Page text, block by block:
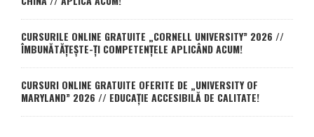
CURSURILE ONLINE GRATUITE „CORNELL UNIVERSITY” 2026 //
ÎMBUNĂTĂȚEȘTE-ȚI COMPETENȚELE APLICÂND ACUM!
CURSURI ONLINE GRATUITE OFERITE DE „UNIVERSITY OF
MARYLAND” 2026 // EDUCAȚIE ACCESIBILĂ DE CALITATE!